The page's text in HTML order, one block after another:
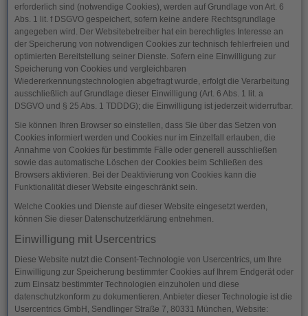
erforderlich sind (notwendige Cookies), werden auf Grundlage von Art. 6
Abs. 1 lit. f DSGVO gespeichert, sofern keine andere Rechtsgrundlage
angegeben wird. Der Websitebetreiber hat ein berechtigtes Interesse an
der Speicherung von notwendigen Cookies zur technisch fehlerfreien und
optimierten Bereitstellung seiner Dienste. Sofern eine Einwilligung zur
Speicherung von Cookies und vergleichbaren
Wiedererkennungstechnologien abgefragt wurde, erfolgt die Verarbeitung
ausschließlich auf Grundlage dieser Einwilligung (Art. 6 Abs. 1 lit. a
DSGVO und § 25 Abs. 1 TDDDG); die Einwilligung ist jederzeit widerrufbar.
Sie können Ihren Browser so einstellen, dass Sie über das Setzen von
Cookies informiert werden und Cookies nur im Einzelfall erlauben, die
Annahme von Cookies für bestimmte Fälle oder generell ausschließen
sowie das automatische Löschen der Cookies beim Schließen des
Browsers aktivieren. Bei der Deaktivierung von Cookies kann die
Funktionalität dieser Website eingeschränkt sein.
Welche Cookies und Dienste auf dieser Website eingesetzt werden,
können Sie dieser Datenschutzerklärung entnehmen.
Einwilligung mit Usercentrics
Diese Website nutzt die Consent-Technologie von Usercentrics, um Ihre
Einwilligung zur Speicherung bestimmter Cookies auf Ihrem Endgerät oder
zum Einsatz bestimmter Technologien einzuholen und diese
datenschutzkonform zu dokumentieren. Anbieter dieser Technologie ist die
Usercentrics GmbH, Sendlinger Straße 7, 80331 München, Website: